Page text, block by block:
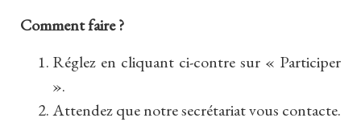
Comment faire ?
Réglez en cliquant ci-contre sur « Participer
».
Attendez que notre secrétariat vous contacte.